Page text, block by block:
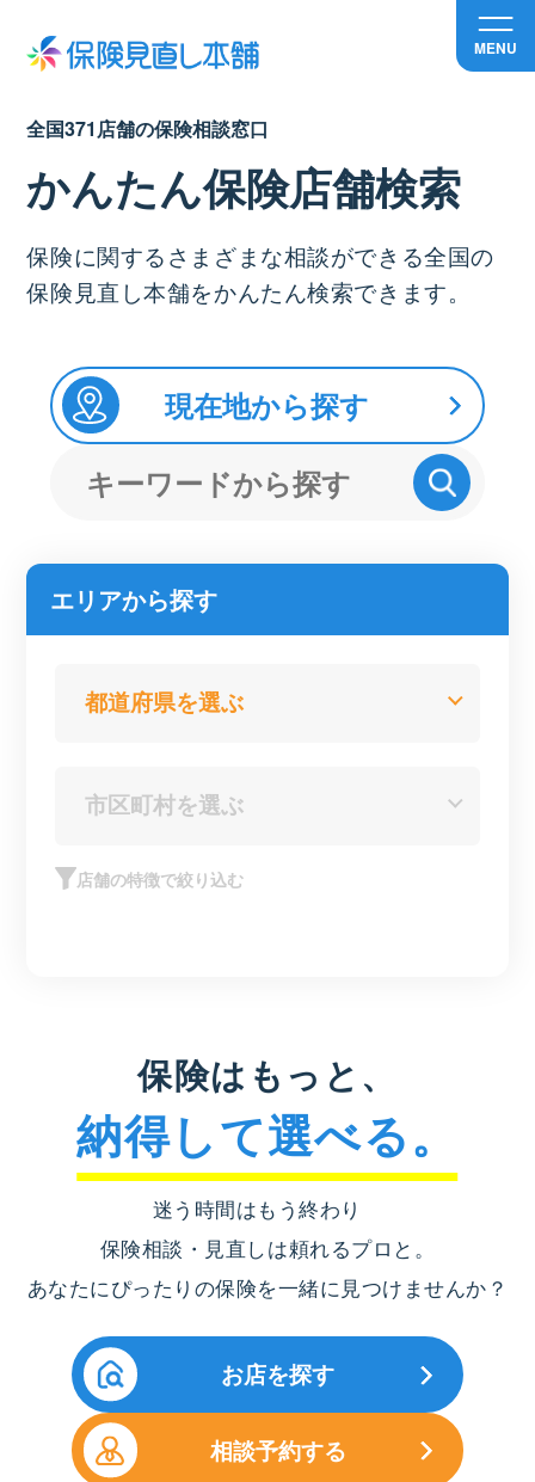
MENU
全国371店舗の保険相談窓口
かんたん保険店舗検索
保険に関するさまざまな相談ができる全国の
保険見直し本舗をかんたん検索できます。
現在地から探す
エリアから探す
店舗の特徴で絞り込む
保険はもっと、
納得して選べる。
迷う時間はもう終わり
保険相談・見直しは頼れるプロと。
あなたにぴったりの保険を一緒に見つけませんか？
お店を探す
相談予約する